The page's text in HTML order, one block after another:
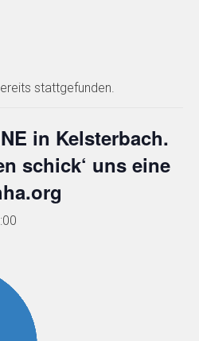
stattgefunden.
in Kelsterbach.
schick‘ uns eine